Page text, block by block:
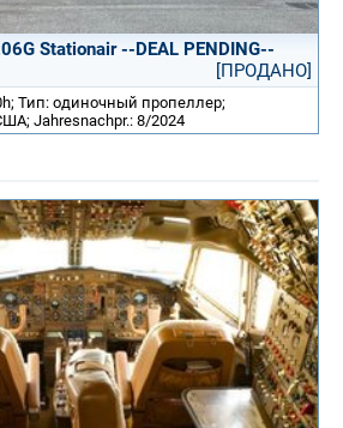
Stationair --DEAL PENDING--
[ПРОДАНО]
Тип: одиночный пропеллер;
Jahresnachpr.: 8/2024